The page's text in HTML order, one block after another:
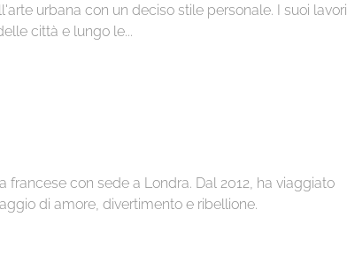
urbana con un deciso stile personale. I suoi lavori
città e lungo le...
francese con sede a Londra. Dal 2012, ha viaggiato
di amore, divertimento e ribellione.